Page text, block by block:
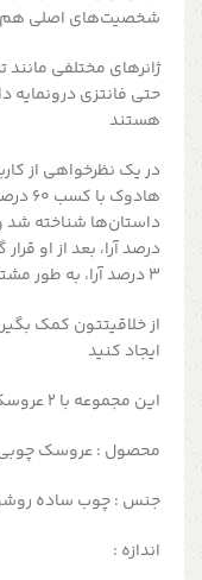
شخصیت‌های اصلی هم
ژانرهای مختلفی مانند
حتی فانتزی
هستند
در یک نظرخواهی از
درصد آرا، بعد از او
۳ درصد آرا، به طور مشترک مقام چهارم را کسب کردند.
از خلاقیتتون کمک
ایجاد کنید
این مجموعه با ۲ عروسک عرضه می شود.
محصول : عروسک
جنس : چوب ساده
اندازه :